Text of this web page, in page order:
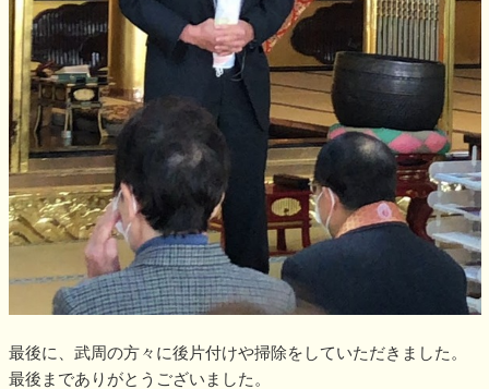
最後に、武周の方々に後片付けや掃除をしていただきました。
最後までありがとうございました。